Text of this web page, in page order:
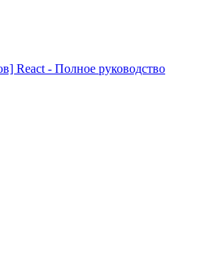
React - Полное руководство